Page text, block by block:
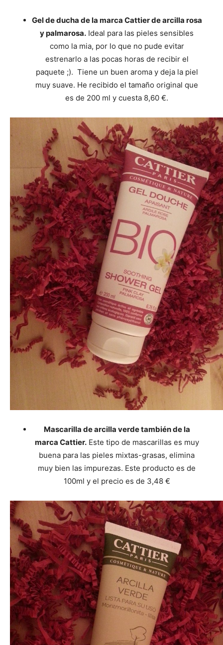
Gel de ducha de la marca Cattier de arcilla rosa
y palmarosa. Ideal para las pieles sensibles
como la mia, por lo que no pude evitar
estrenarlo a las pocas horas de recibir el
paquete ;). Tiene un buen aroma y deja la piel
muy suave. He recibido el tamaño original que
es de 200 ml y cuesta 8,60 €.
Mascarilla de arcilla verde también de la
marca Cattier.Este tipo de mascarillas es muy
buena para las pieles mixtas-grasas, elimina
muy bien las impurezas. Este producto es de
100ml y el precio es de 3,48 €